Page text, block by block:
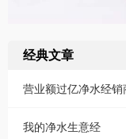
经典文章
营业额过亿净水经
我的净水生意经